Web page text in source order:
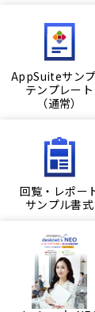
AppSuiteサン
テンプレート
（通常）
回覧・レポー
サンプル書式